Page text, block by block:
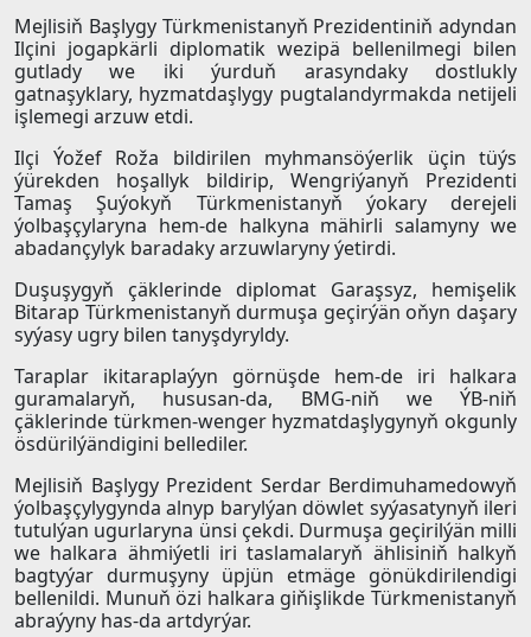
Mejlisiň Başlygy Türkmenistanyň Prezidentiniň adyndan
Ilçini jogapkärli diplomatik wezipä bellenilmegi bilen
gutlady we iki ýurduň arasyndaky dostlukly
gatnaşyklary, hyzmatdaşlygy pugtalandyrmakda netijeli
işlemegi arzuw etdi.
Ilçi Ýožef Roža bildirilen myhmansöýerlik üçin tüýs
ýürekden hoşallyk bildirip, Wengriýanyň Prezidenti
Tamaş Şuýokyň Türkmenistanyň ýokary derejeli
ýolbaşçylaryna hem-de halkyna mähirli salamyny we
abadançylyk baradaky arzuwlaryny ýetirdi.
Duşuşygyň çäklerinde diplomat Garaşsyz, hemişelik
Bitarap Türkmenistanyň durmuşa geçirýän oňyn daşary
syýasy ugry bilen tanyşdyryldy.
Taraplar ikitaraplaýyn görnüşde hem-de iri halkara
guramalaryň, hususan-da, BMG-niň we ÝB-niň
çäklerinde türkmen-wenger hyzmatdaşlygynyň okgunly
ösdürilýändigini bellediler.
Mejlisiň Başlygy Prezident Serdar Berdimuhamedowyň
ýolbaşçylygynda alnyp barylýan döwlet syýasatynyň ileri
tutulýan ugurlaryna ünsi çekdi. Durmuşa geçirilýän milli
we halkara ähmiýetli iri taslamalaryň ählisiniň halkyň
bagtyýar durmuşyny üpjün etmäge gönükdirilendigi
bellenildi. Munuň özi halkara giňişlikde Türkmenistanyň
abraýyny has-da artdyrýar.